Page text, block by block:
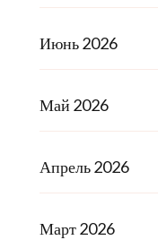
Июнь 2026
Май 2026
Апрель 2026
Март 2026